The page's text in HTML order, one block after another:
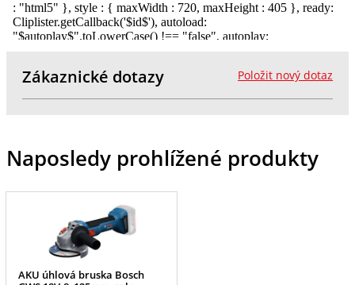
Položit nový dotaz
Zákaznické dotazy
Naposledy prohlížené produkty
AKU úhlová bruska Bosch